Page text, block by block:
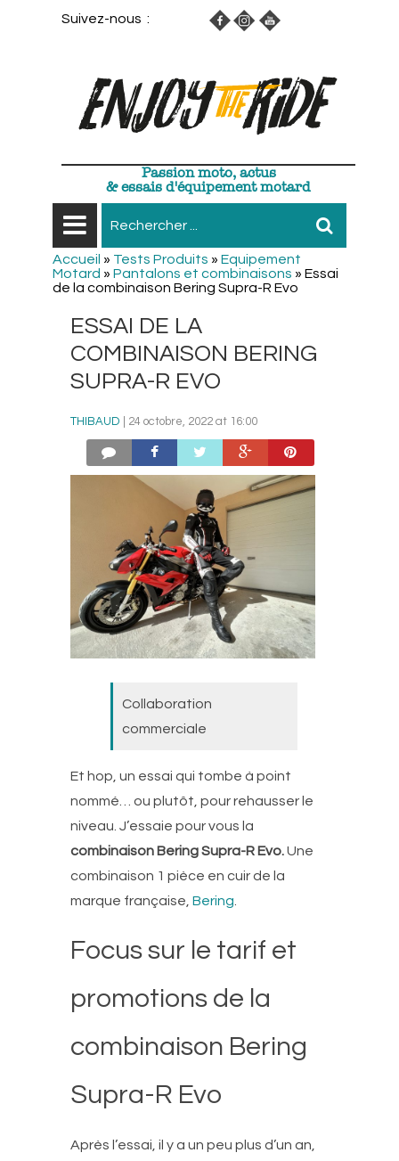
Suivez-nous :
Passion moto, actus
& essais d'équipement motard
Accueil » Tests Produits » Equipement
Motard » Pantalons et combinaisons » Essai
de la combinaison Bering Supra-R Evo
ESSAI DE LA
COMBINAISON BERING
SUPRA-R EVO
THIBAUD | 24 octobre, 2022 at 16:00
Collaboration
commerciale
Et hop, un essai qui tombe à point
nommé… ou plutôt, pour rehausser le
niveau. J’essaie pour vous la
combinaison Bering Supra-R Evo.Une
combinaison 1 pièce en cuir de la
marque française, Bering
Focus sur le tarif et
promotions de la
combinaison Bering
Supra-R Evo
Après l’essai, il y a un peu plus d’un an,